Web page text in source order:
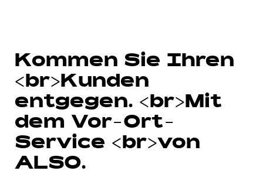
Kommen Sie Ihren
<br>Kunden
entgegen. <br>Mit
dem Vor-Ort-
Service <br>von
ALSO.